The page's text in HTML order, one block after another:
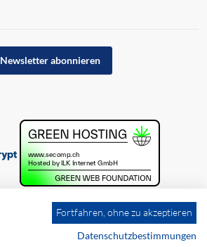
Newsletter abonnieren
Fortfahren, ohne zu akzeptieren
Datenschutzbestimmungen